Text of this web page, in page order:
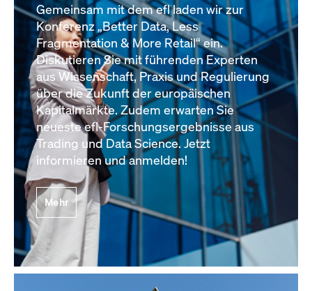
Gemeinsam mit dem efl laden wir zur
Konferenz „Better Data, Less
Fragmentation & More Retail“ ein.
Diskutieren Sie mit führenden Experten
aus Wissenschaft, Praxis und Regulierung
über die Zukunft der europäischen
Kapitalmärkte. Zudem erwarten Sie
neueste efl-Forschungsergebnisse aus
Trading und Data Science. Jetzt
informieren und anmelden!
Mehr